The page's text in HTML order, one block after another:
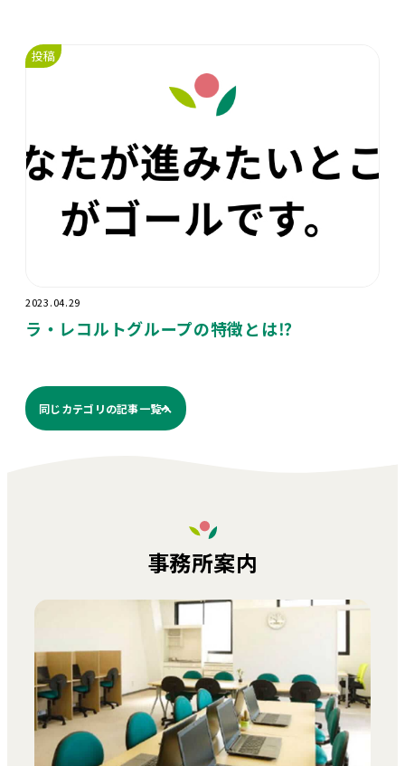
投稿
2023.04.29
ラ・レコルトグループの特徴とは⁉️
同じカテゴリの記事⼀覧へ
事務所案内